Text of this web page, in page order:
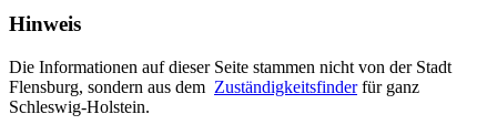
Hinweis
Die Informationen auf dieser Seite stammen nicht von der Stadt
Flensburg, sondern aus dem Zuständigkeitsfinderfür ganz
Schleswig-Holstein.